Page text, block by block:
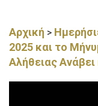
Αρχική >
2025 και το
Αλήθειας